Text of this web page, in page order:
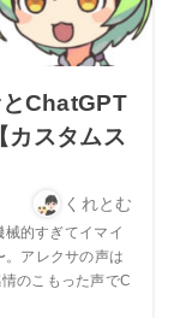
とChatGPT
カスタムス
くれとむ
的すぎてイマイ
。アレクサの声は
のこもった声でC